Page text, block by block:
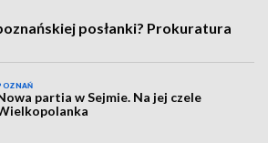
posłanki? Prokuratura
partia w Sejmie. Na jej czele